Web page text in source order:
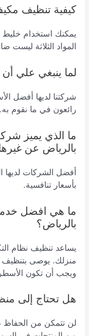
كيفية تنظيف
يمكنك استخدام خليط
المواد الثلاثة ليست
لما ينبغي علي
شركتنا لديها أفضل
رائعون في ما نقوم به.
ما الذي يميز
بالرياض عن
أفضل الشركات لديها
بأسعار تنافسية.
ما هي افضل
بالرياض؟
يساعد تنظيف نظام
منزلك. يوصى بتنظيف
ويجب أن تكون
هل تحتاج إلى
لن تتمكن من الحفاظ